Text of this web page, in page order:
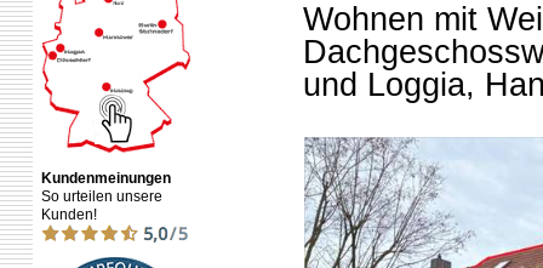
Kundenmeinungen
So urteilen unsere
Kunden!
Wohnen mit
und Loggia,